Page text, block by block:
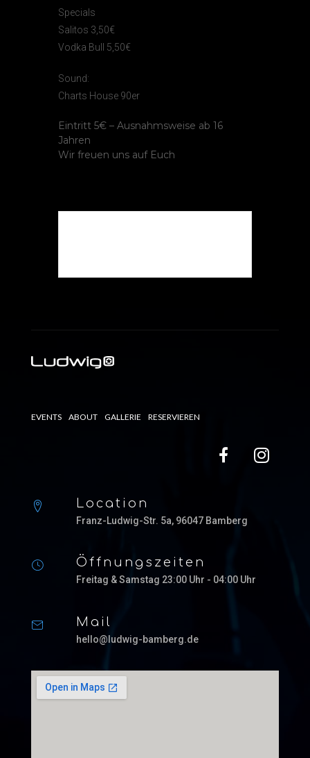
Specials
Salitos 3,50€
Vodka Bull 5,50€
Sound:
Charts House 90er
Eintritt 5€ – Ausnahmsweise ab 16
Jahren
Wir freuen uns auf Euch
EVENTS ABOUT GALLERIE RESERVIEREN
Location
Franz-Ludwig-Str. 5a, 96047 Bamberg
Öffnungszeiten
Freitag & Samstag 23:00 Uhr - 04:00 Uhr
Mail
hello@ludwig-bamberg.de